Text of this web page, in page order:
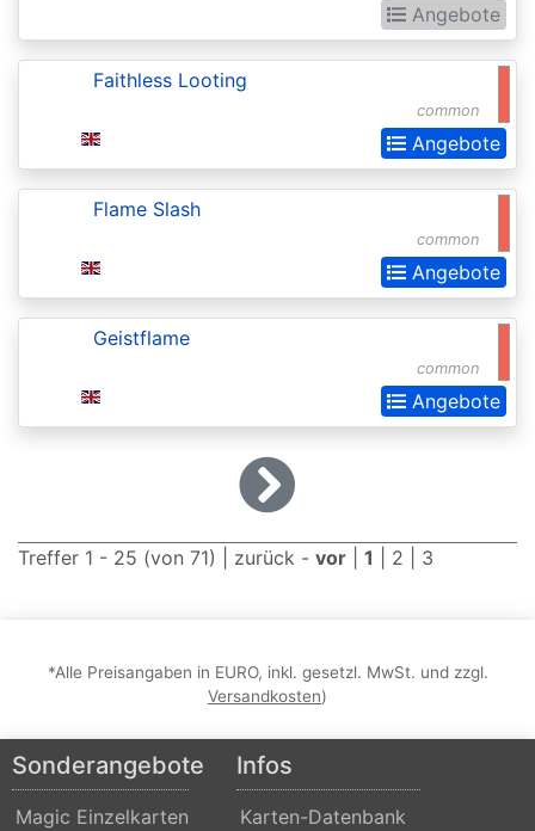
Decks
Commander
Commander
Commander
Commander
2018
2020
(Ikoria)
Commander
Angebote
common
Faithless Looting
Angebote
common
Flame Slash
Angebote
common
Geistflame
Angebote
Treffer 1 - 25 (von 71) | zurück - vor 1 2 3
*Alle Preisangaben in EURO, inkl. gesetzl. MwSt. und zzgl.
Versandkosten)
Sonderangebote
Magic Einzelkarten
Infos
Karten-Datenbank